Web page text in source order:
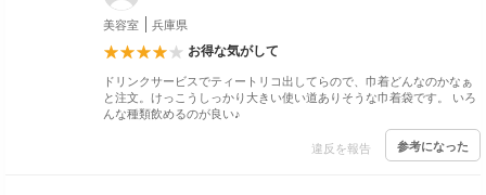
美容室 兵庫県
お得な気がして
ドリンクサービスでティートリコ出してらので、巾着どんなのかなぁ
と注文。けっこうしっかり大きい使い道ありそうな巾着袋です。 いろ
んな種類飲めるのが良い♪
違反を報告 参考になった